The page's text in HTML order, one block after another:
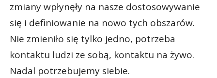
zmiany wpłynęły na nasze dostosowywanie
się i definiowanie na nowo tych obszarów.
Nie zmieniło się tylko jedno, potrzeba
kontaktu ludzi ze sobą, kontaktu na żywo.
Nadal potrzebujemy siebie.